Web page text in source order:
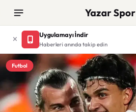
Yazar Spor
Uygulamayı İndir
Haberleri anında takip edin
Futbol